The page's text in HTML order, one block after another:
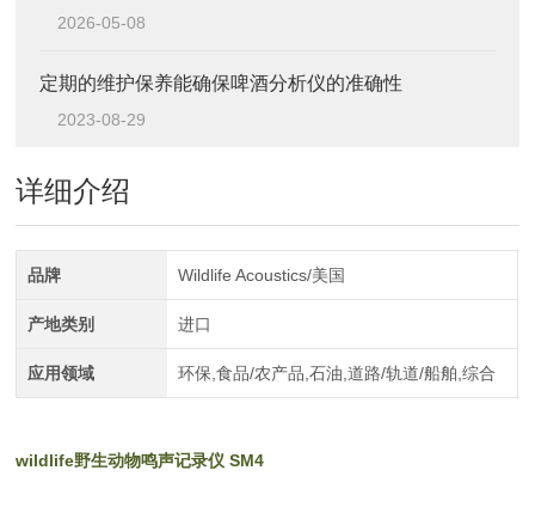
2026-05-08
定期的维护保养能确保啤酒分析仪的准确性
2023-08-29
详细介绍
品牌 Wildlife Acoustics/美国
产地类别 进口
应用领域 环保,食品/农产品,石油,道路/轨道/船舶,综合
wildlife野生动物鸣声记录仪 SM4